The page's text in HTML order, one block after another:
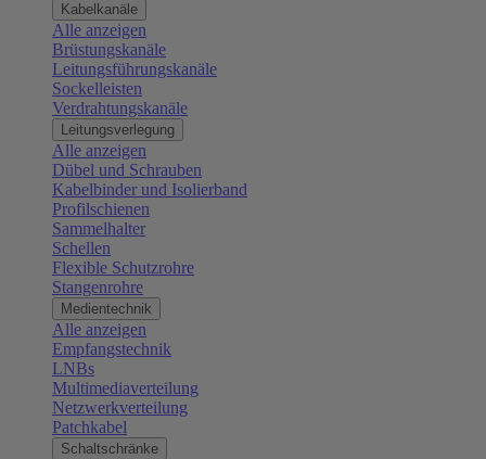
Kabelkanäle
Alle anzeigen
Brüstungskanäle
Leitungsführungskanäle
Sockelleisten
Verdrahtungskanäle
Leitungsverlegung
Alle anzeigen
Dübel und Schrauben
Kabelbinder und Isolierband
Profilschienen
Sammelhalter
Schellen
Flexible Schutzrohre
Stangenrohre
Medientechnik
Alle anzeigen
Empfangstechnik
LNBs
Multimediaverteilung
Netzwerkverteilung
Patchkabel
Schaltschränke